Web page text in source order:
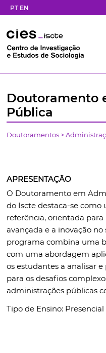
PT EN
Doutoramento
Pública
Doutoramentos >
APRESENTAÇÃO
O Doutoramento em
do Iscte destaca-se como
referência, orientada para
avançada e a inovação
programa combina uma
com uma abordagem
os estudantes a analisar e
para os desafios
administrações públicas
Tipo de Ensino:Presencial